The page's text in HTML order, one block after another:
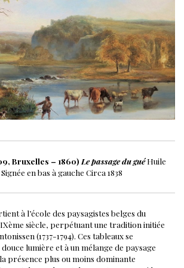
Bruxelles – 1860) Le passage du guéHuile
Signée en bas à gauche Circa 1838
à l’école des paysagistes belges du
siècle, perpétuant une tradition initiée
(1737-1794). Ces tableaux se
lumière et à un mélange de paysage
présence plus ou moins dominante